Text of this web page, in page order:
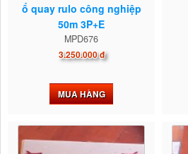
ổ quay rulo công nghiệp
50m 3P+E
MPD676
3.250.000 đ
MUA HÀNG